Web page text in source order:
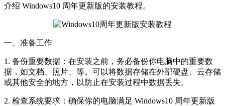
介绍 Windows10 周年更新版的安装教程。
一、准备工作
1. 备份重要数据：在安装之前，务必备份你电脑中的重要数
据，如文档、照片、等。可以将数据存储在外部硬盘、云存储
或其他安全的地方，以防止在安装过程中数据丢失。
2. 检查系统要求：确保你的电脑满足 Windows10 周年更新版